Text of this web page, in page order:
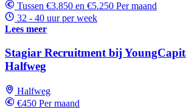
Tussen €3.850 en €5.250 Per maand
32 - 40 uur per week
Lees meer
Stagiar Recruitment bij
Halfweg
Halfweg
€450 Per maand